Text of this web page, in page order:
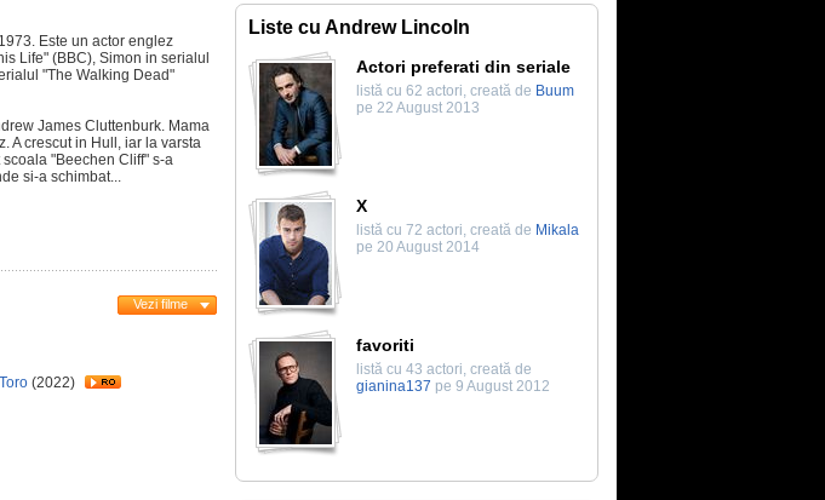
Este un actor englez
Life" (BBC), Simon in serialul
"The Walking Dead"
James Cluttenburk. Mama
A crescut in Hull, iar la varsta
"Beechen Cliff" s-a
si-a schimbat...
Vezi filme
(2022)
Liste cu Andrew Lincoln
Actori preferati din seriale
listă cu 62 actori, creată de Buum
pe 22 August 2013
X
listă cu 72 actori, creată de Mikala
pe 20 August 2014
favoriti
listă cu 43 actori, creată de
gianina137 pe 9 August 2012